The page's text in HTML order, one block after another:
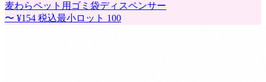
麦わらペット用ゴミ袋ディスペンサー
〜 ¥154 税込最小ロット 100